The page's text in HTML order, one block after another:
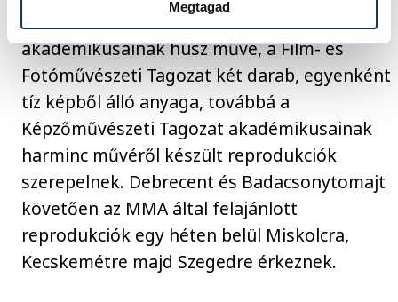
Megtagad
Tervezőművészeti Tagozata
akadémikusainak húsz műve, a Film- és
Fotóművészeti Tagozat két darab, egyenként
tíz képből álló anyaga, továbbá a
Képzőművészeti Tagozat akadémikusainak
harminc művéről készült reprodukciók
szerepelnek. Debrecent és Badacsonytomajt
követően az MMA által felajánlott
reprodukciók egy héten belül Miskolcra,
Kecskemétre majd Szegedre érkeznek.